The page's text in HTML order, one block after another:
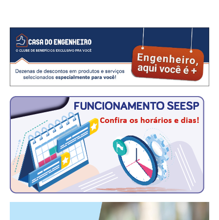
COMUNICAÇÃO
PALAVRA DO MURILO
NOTÍCIAS
JORNAL DO ENGENHEIRO
AGENDA
SEESP NOTÍCIAS
NOTÍCIAS NO WHATSAPP
FOTOS